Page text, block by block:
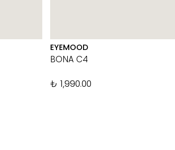
EYEMOOD
BONA C4
₺ 1,990.00